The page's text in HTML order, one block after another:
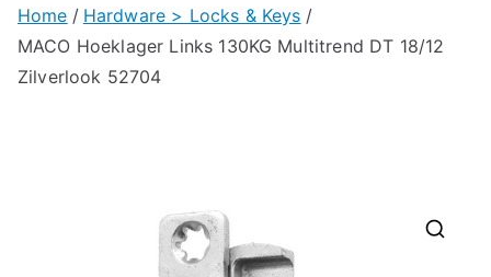
Home
Hardware > Locks & Keys
MACO Hoeklager Links 130KG Multitrend DT 18/12
Zilverlook 52704